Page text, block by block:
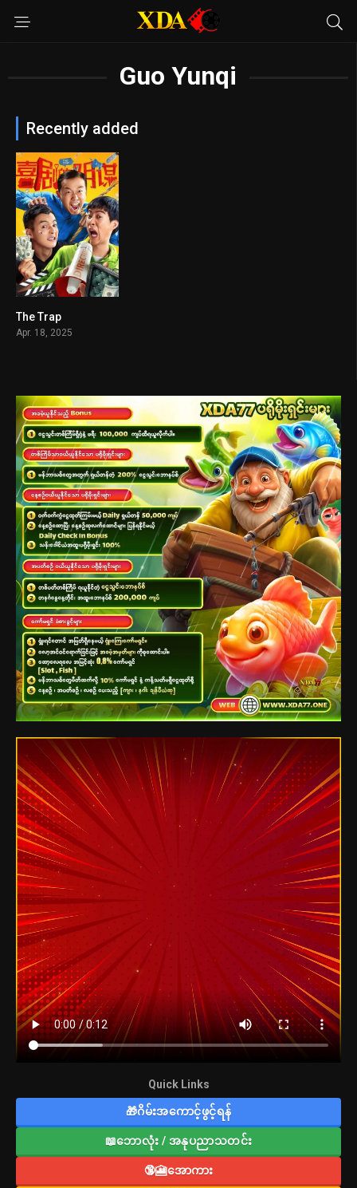
Guo Yunqi
Recently added
The Trap
Apr. 18, 2025
Quick Links
🎁ဂိမ်းအကောင့်ဖွင့်ရန်
📖ဘောလုံး / အနုပညာသတင်း
🔞🎦အောကား